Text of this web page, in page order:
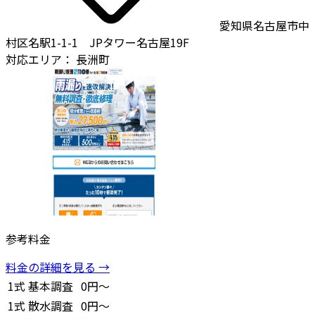
愛知県名古屋市中
村区名駅1-1-1 JPタワー名古屋19F
対応エリア： 長洲町
参考料金
料金の詳細を見る →
1式 基本調査 0円～
1式 散水調査 0円～